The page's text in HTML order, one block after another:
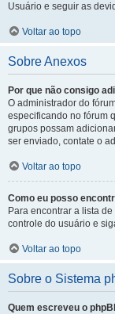
Usuário e seguir as
Voltar ao topo
Sobre Anexos
Por que não consigo
O administrador do
especificando no fórum
grupos possam
ser enviado, contate o
Voltar ao topo
Como eu posso
Para encontrar a lista
controle do usuário e
Voltar ao topo
Sobre o Sistema
Quem escreveu o